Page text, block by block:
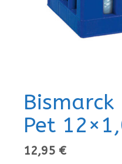
Pet
12,95 €